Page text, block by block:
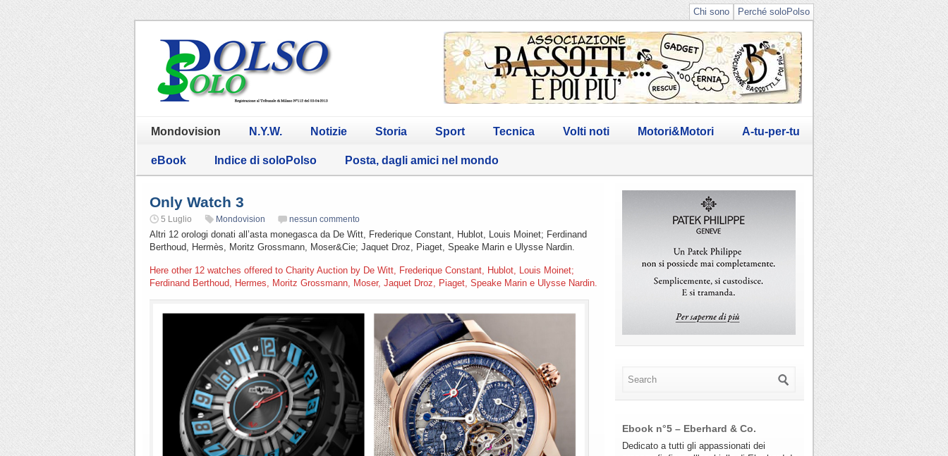
Perché soloPolso
Chi sono
Mondovision N.Y.W. Notizie Storia Sport Tecnica Volti noti Motori&Motori A-tu-per-tu
eBook Indice di soloPolso Posta, dagli amici nel mondo
Only Watch 3
5 Luglio Mondovision nessun commento
Altri 12 orologi donati all’asta monegasca da De Witt, Frederique Constant, Hublot, Louis Moinet; Ferdinand
Berthoud, Hermès, Moritz Grossmann, Moser&Cie; Jaquet Droz, Piaget, Speake Marin e Ulysse Nardin.
Here other 12 watches offered to Charity Auction by De Witt, Frederique Constant, Hublot, Louis Moinet;
Ferdinand Berthoud, Hermes, Moritz Grossmann, Moser, Jaquet Droz, Piaget, Speake Marin e Ulysse Nardin.
Ebook n°5 – Eberhard & Co.
Dedicato a tutti gli appassionati dei